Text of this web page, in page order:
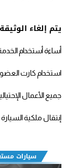
يتم إلغاء
أساءة أستخدام
استخدام كارت
جميع الأعمال
إنتقال ملكية السيارة
سيارات